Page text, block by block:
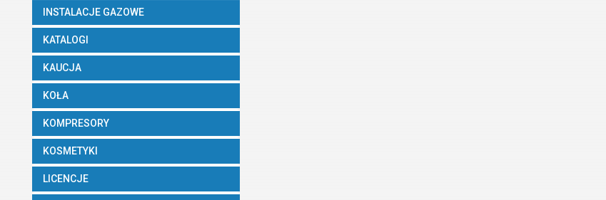
INSTALACJE GAZOWE
KATALOGI
KAUCJA
KOŁA
KOMPRESORY
KOSMETYKI
LICENCJE